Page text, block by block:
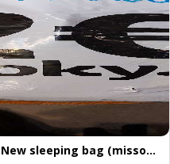
New sleeping bag (missouter bag)